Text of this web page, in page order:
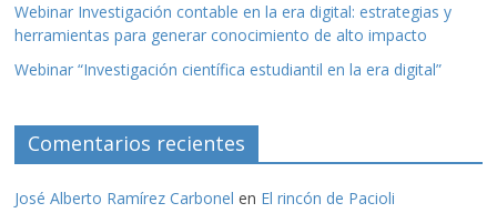
Webinar Investigación contable en la era digital: estrategias y
herramientas para generar conocimiento de alto impacto
Webinar “Investigación científica estudiantil en la era digital”
Comentarios recientes
José Alberto Ramírez Carbonel en El rincón de Pacioli